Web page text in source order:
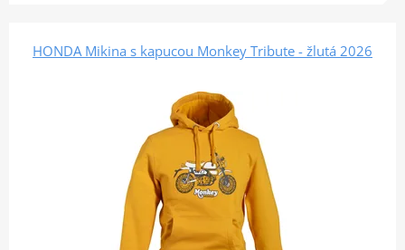
HONDA Mikina s kapucou Monkey Tribute - žlutá 2026